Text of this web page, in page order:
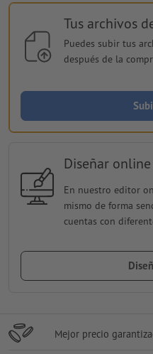
Tus archivos
Puedes subir tus
después de la
Diseñar online
En nuestro editor
mismo de forma
cuentas con
Mejor precio